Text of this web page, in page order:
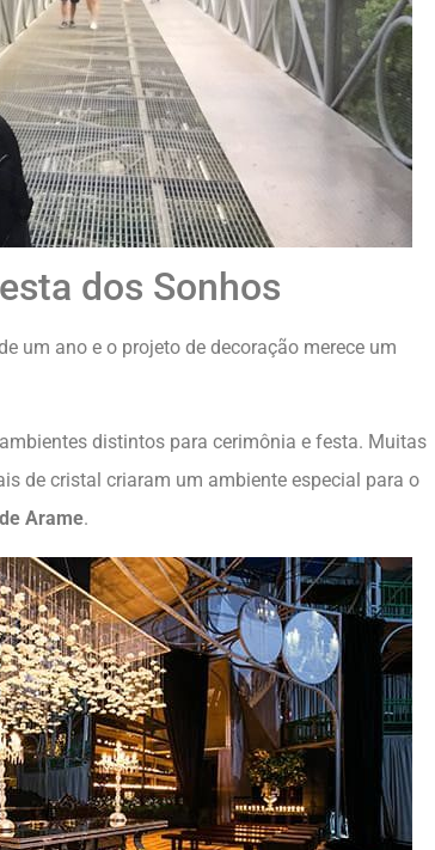
dos Sonhos
um ano e o projeto de decoração merece um
distintos para cerimônia e festa. Muitas
de cristal criaram um ambiente especial para o
Arame.